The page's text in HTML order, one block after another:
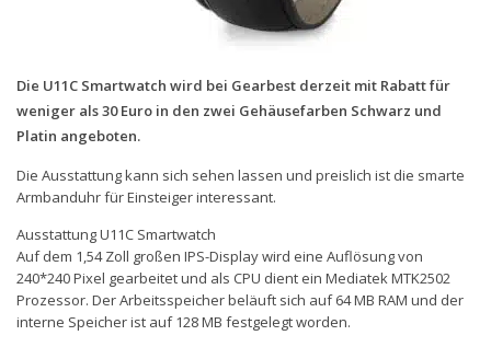
Mobilfunk-Tarifrechner
Die U11C Smartwatch wird bei Gearbest derzeit mit Rabatt für
weniger als 30 Euro in den zwei Gehäusefarben Schwarz und
Platin angeboten.
Die Ausstattung kann sich sehen lassen und preislich ist die smarte
Armbanduhr für Einsteiger interessant.
Ausstattung U11C Smartwatch
Auf dem 1,54 Zoll großen IPS-Display wird eine Auflösung von
240*240 Pixel gearbeitet und als CPU dient ein Mediatek MTK2502
Prozessor. Der Arbeitsspeicher beläuft sich auf 64 MB RAM und der
interne Speicher ist auf 128 MB festgelegt worden.